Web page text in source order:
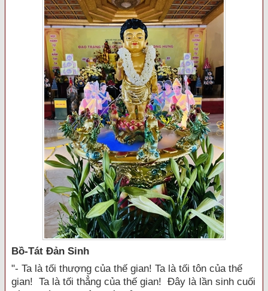
Bồ-Tát Đản Sinh
"- Ta là tối thượng của thế gian! Ta là tối tôn của thế
gian! Ta là tối thẳng của thế gian! Đây là lần sinh cuối